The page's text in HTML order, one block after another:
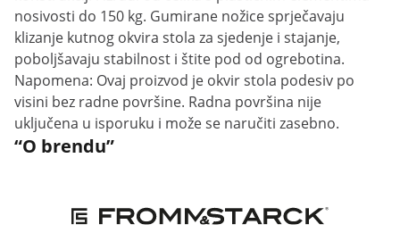
nosivosti do 150 kg. Gumirane nožice sprječavaju
klizanje kutnog okvira stola za sjedenje i stajanje,
poboljšavaju stabilnost i štite pod od ogrebotina.
Napomena: Ovaj proizvod je okvir stola podesiv po
visini bez radne površine. Radna površina nije
uključena u isporuku i može se naručiti zasebno.
“O brendu”